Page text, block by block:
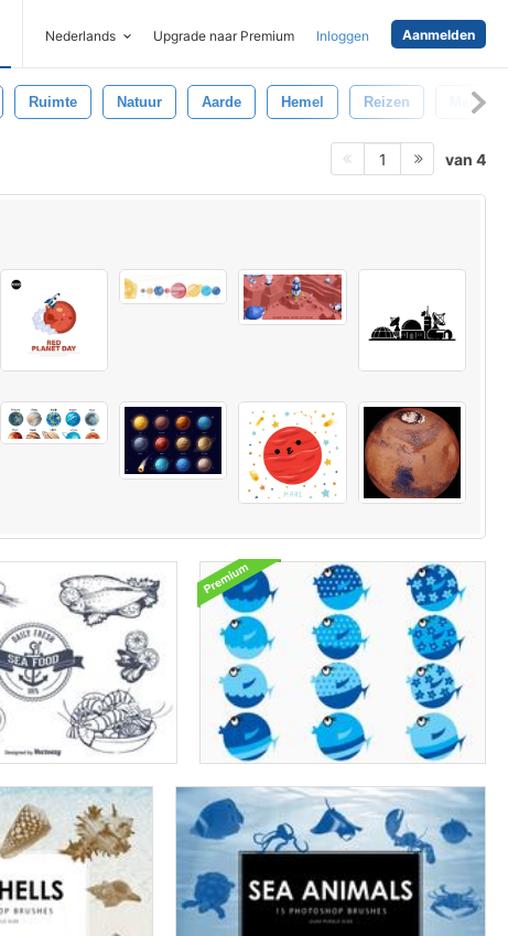
Nederlands Upgrade naar Premium Inloggen Aanmelden
Ruimte Natuur Aarde Hemel Reizen Melkweg
1 van 4